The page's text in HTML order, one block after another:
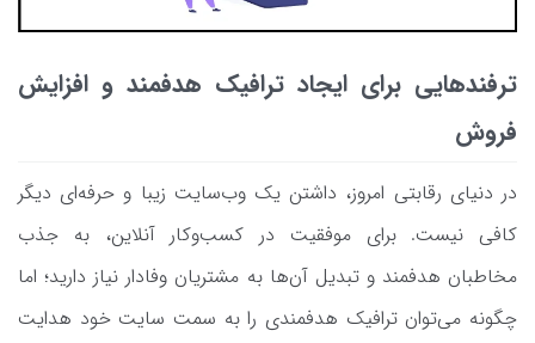
ترفندهایی برای ایجاد ترافیک هدفمند و افزایش
فروش
در دنیای رقابتی امروز، داشتن یک وب‌سایت زیبا و حرفه‌ای دیگر
کافی نیست. برای موفقیت در کسب‌وکار آنلاین، به جذب
مخاطبان هدفمند و تبدیل آن‌ها به مشتریان وفادار نیاز دارید؛ اما
چگونه می‌توان ترافیک هدفمندی را به سمت ‌سایت خود هدایت